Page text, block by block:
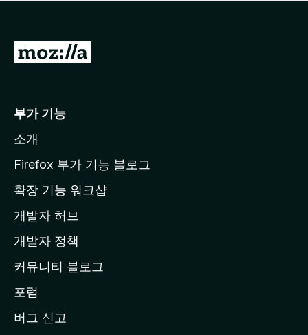
점
습
니
M
l
a
페
이
지
이
동
부가 기능
소개
Firefox 부가 기능 블로그
확장 기능 워크샵
개발자 허브
개발자 정책
커뮤니티 블로그
포럼
버그 신고